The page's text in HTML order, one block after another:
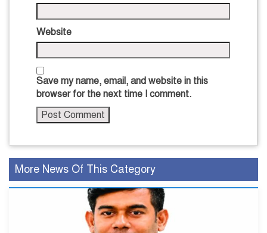
Website
Save my name, email, and website in this
browser for the next time I comment.
More News Of This Category